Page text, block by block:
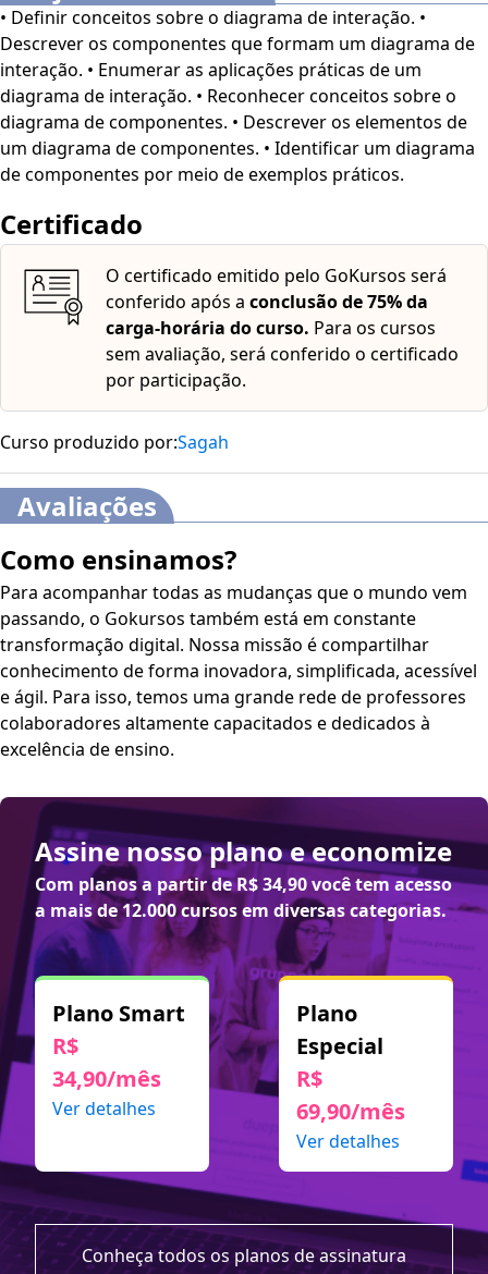
• Definir conceitos sobre o diagrama de interação. •
Descrever os componentes que formam um diagrama de
interação. • Enumerar as aplicações práticas de um
diagrama de interação. • Reconhecer conceitos sobre o
diagrama de componentes. • Descrever os elementos de
um diagrama de componentes. • Identificar um diagrama
de componentes por meio de exemplos práticos.
Certificado
O certificado emitido pelo GoKursos será
conferido após a conclusão de 75% da
carga-horária do curso. Para os cursos
sem avaliação, será conferido o certificado
por participação.
Curso produzido por:Sagah
Avaliações
Como ensinamos?
Para acompanhar todas as mudanças que o mundo vem
passando, o Gokursos também está em constante
transformação digital. Nossa missão é compartilhar
conhecimento de forma inovadora, simplificada, acessível
e ágil. Para isso, temos uma grande rede de professores
colaboradores altamente capacitados e dedicados à
excelência de ensino.
Assine nosso plano e economize
Com planos a partir deR$ 34,90você tem acesso
a mais de 12.000 cursos em diversas categorias.
Plano Smart
R$
34,90/mês
Ver detalhes
Plano
Especial
R$
69,90/mês
Ver detalhes
Conheça todos os planos de assinatura